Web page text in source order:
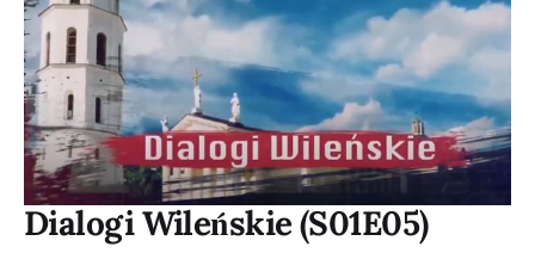
Dialogi Wileńskie (S01E05)